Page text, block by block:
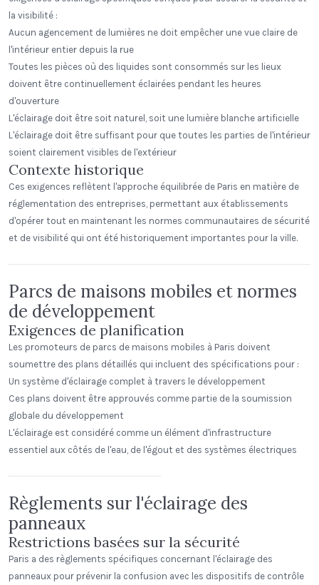
la visibilité :
Aucun agencement de lumières ne doit empêcher une vue claire de
l'intérieur entier depuis la rue
Toutes les pièces où des liquides sont consommés sur les lieux
doivent être continuellement éclairées pendant les heures
d'ouverture
L'éclairage doit être soit naturel, soit une lumière blanche artificielle
L'éclairage doit être suffisant pour que toutes les parties de l'intérieur
soient clairement visibles de l'extérieur
Contexte historique
Ces exigences reflètent l'approche équilibrée de Paris en matière de
réglementation des entreprises, permettant aux établissements
d'opérer tout en maintenant les normes communautaires de sécurité
et de visibilité qui ont été historiquement importantes pour la ville.
Parcs de maisons mobiles et normes
de développement
Exigences de planification
Les promoteurs de parcs de maisons mobiles à Paris doivent
soumettre des plans détaillés qui incluent des spécifications pour :
Un système d'éclairage complet à travers le développement
Ces plans doivent être approuvés comme partie de la soumission
globale du développement
L'éclairage est considéré comme un élément d'infrastructure
essentiel aux côtés de l'eau, de l'égout et des systèmes électriques
The Study Public House SFU
SFU
Règlements sur l'éclairage des
panneaux
Restrictions basées sur la sécurité
Paris a des règlements spécifiques concernant l'éclairage des
panneaux pour prévenir la confusion avec les dispositifs de contrôle